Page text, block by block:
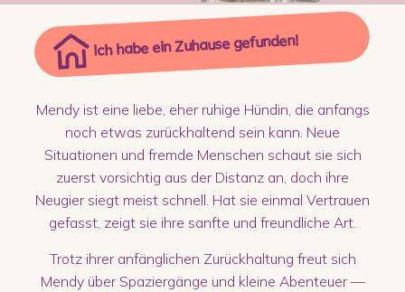
Ich habe ein Zuhause gefunden!
Mendy ist eine liebe, eher ruhige Hündin, die anfangs
noch etwas zurückhaltend sein kann. Neue
Situationen und fremde Menschen schaut sie sich
zuerst vorsichtig aus der Distanz an, doch ihre
Neugier siegt meist schnell. Hat sie einmal Vertrauen
gefasst, zeigt sie ihre sanfte und freundliche Art.
Trotz ihrer anfänglichen Zurückhaltung freut sich
Mendy über Spaziergänge und kleine Abenteuer —